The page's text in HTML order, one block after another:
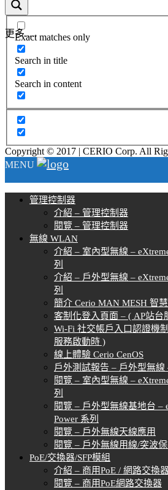
更多.....
Exact matches only
Search in title
Search in content
Copyright © 2017 | CERIO Corp. All
MENU
管理控制器
介紹 – 管理控制器
閱覽 – 管理控制器
無線 WLAN
介紹 – 室內型無線 –
列
介紹 – 戶外型無線 –
列
簡介 Cerio MAN MESH 智
客制化登入頁面 – ( AP站台
Wi-Fi 社交帳戶入口認證機
服務啟動時 )
線上體驗 Cerio CenOS
戶外測試報告 – 戶外型無線
閱覽 – 室內型無線 –
列
閱覽 – 戶外型無線基地台 –
Power 系列
閱覽 – 戶外無線天線應用
閱覽 – 戶外無線用線/突波
PoE/交換器/SFP模組
介紹 – 商用PoE / 網路交換
閱覽 – 商用PoE網路交換器